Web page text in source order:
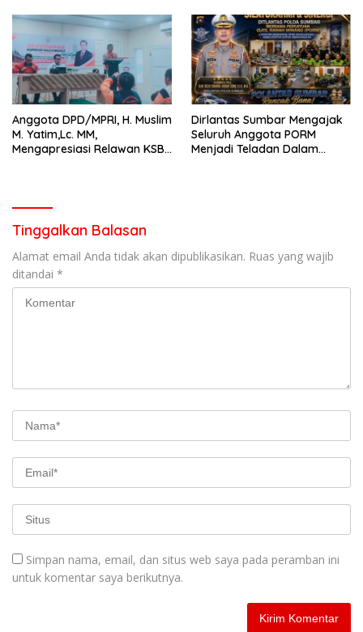
Anggota DPD/MPRI, H. Muslim
M. Yatim,Lc. MM,
Mengapresiasi Relawan KSB
Dirlantas Sumbar Mengajak
Seluruh Anggota PORM
Menjadi Teladan Dalam
Tinggalkan Balasan
Alamat email Anda tidak akan dipublikasikan. Ruas yang wajib
ditandai *
Simpan nama, email, dan situs web saya pada peramban ini
untuk komentar saya berikutnya.